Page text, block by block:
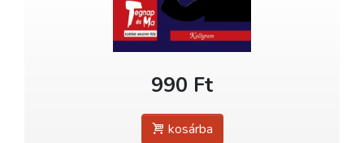
990 Ft
kosárba